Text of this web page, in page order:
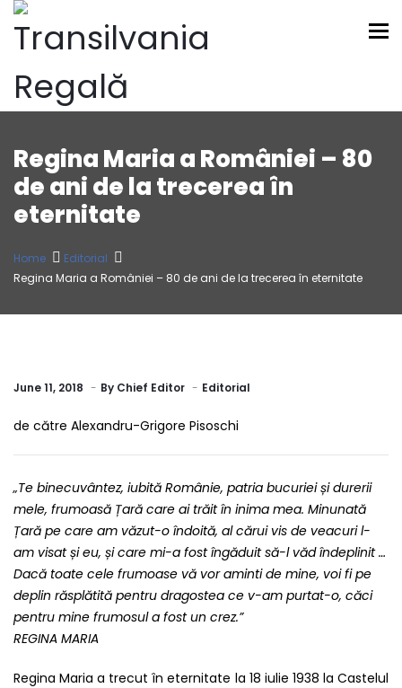
Regina Maria a României – 80
de ani de la trecerea în
eternitate
Home
Editorial
Regina Maria a României – 80 de ani de la trecerea în eternitate
June 11, 2018 By Chief Editor Editorial
de către Alexandru-Grigore Pisoschi
„Te binecuvântez, iubită Românie, patria bucuriei și durerii
mele, frumoasă Țară care ai trăit în inima mea. Minunată
Țară pe care am văzut-o îndoită, al cărui vis de veacuri l-
am visat și eu, și care mi-a fost îngăduit să-l văd îndeplinit …
Dacă toate cele frumoase vă vor aminti de mine, voi fi pe
deplin răsplătită pentru dragostea ce v-am purtat-o, căci
pentru mine frumosul a fost un crez.”
REGINA MARIA
Regina Maria a trecut în eternitate la 18 iulie 1938 la Castelul